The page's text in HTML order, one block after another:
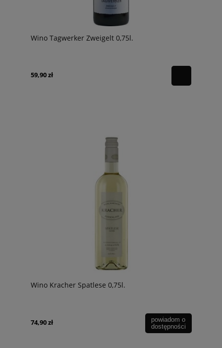
Wino Tagwerker Zweigelt 0,75l.
59,90 zł
Wino Kracher Spatlese 0,75l.
74,90 zł
powiadom o
dostępności